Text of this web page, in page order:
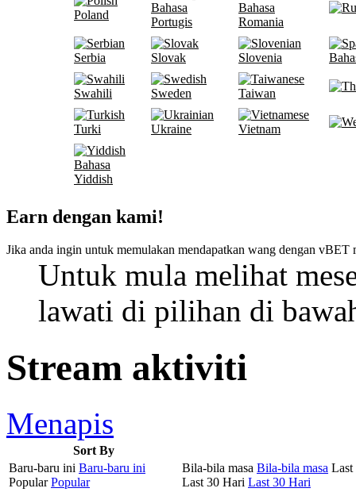
Poland
Bahasa
Portugis
Bahasa
Romania
Serbia Slovak Slovenia
Swahili Sweden Taiwan
Turki Ukraine Vietnam
Bahasa
Yiddish
Earn dengan kami!
Jika anda ingin untuk memulakan mendapatkan wang dengan
Untuk mula melihat
lawati di pilihan di
Stream aktiviti
Menapis
Sort By
Baru-baru ini Baru-baru ini
Popular Popular
Bila-bila masa Bila-bila masa Last
Last 30 Hari Last 30 Hari